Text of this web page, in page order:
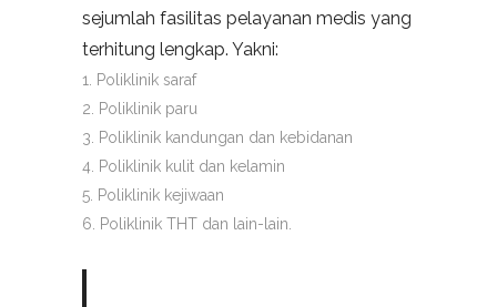
sejumlah fasilitas pelayanan medis yang
terhitung lengkap. Yakni:
Poliklinik saraf
Poliklinik paru
Poliklinik kandungan dan kebidanan
Poliklinik kulit dan kelamin
Poliklinik kejiwaan
Poliklinik THT dan lain-lain.